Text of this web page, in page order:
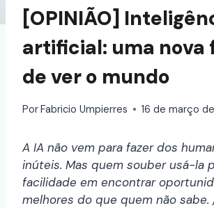
[OPINIÃO]
artificial: uma nova
de ver o mundo
PorFabricio Umpierres 16 de março
A IA não vem para fazer dos
inúteis. Mas quem souber usá-la
facilidade em encontrar
melhores do que quem não sabe.